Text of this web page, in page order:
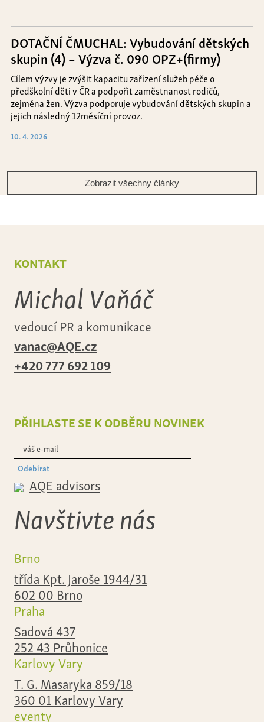
DOTAČNÍ ČMUCHAL: Vybudování dětských
skupin (4) – Výzva č. 090 OPZ+(firmy)
Cílem výzvy je zvýšit kapacitu zařízení služeb péče o
předškolní děti v ČR a podpořit zaměstnanost rodičů,
zejména žen. Výzva podporuje vybudování dětských skupin a
jejich následný 12měsíční provoz.
10. 4. 2026
Zobrazit všechny články
kontakt
Michal Vaňáč
vedoucí PR a komunikace
vanac@AQE.cz
+420 777 692 109
přihlaste se k odběru novinek
Odebírat
AQE advisors
Navštivte nás
Brno
třída Kpt. Jaroše 1944/31
602 00 Brno
Praha
Sadová 437
252 43 Průhonice
Karlovy Vary
T. G. Masaryka 859/18
360 01 Karlovy Vary
eventy